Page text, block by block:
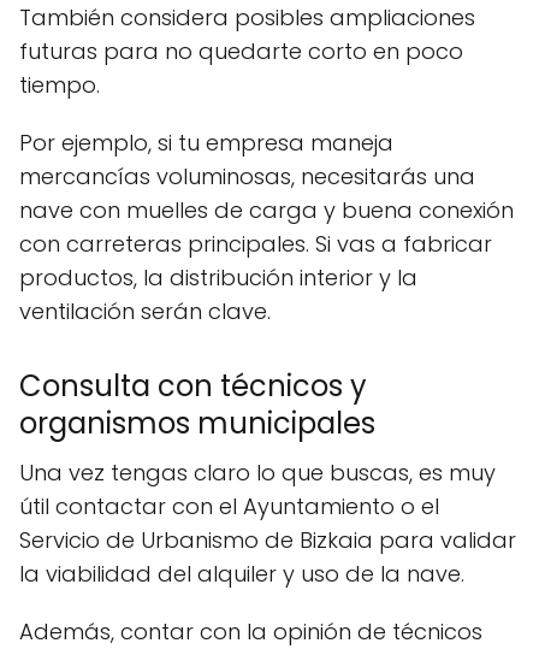
También considera posibles ampliaciones
futuras para no quedarte corto en poco
tiempo.
Por ejemplo, si tu empresa maneja
mercancías voluminosas, necesitarás una
nave con muelles de carga y buena conexión
con carreteras principales. Si vas a fabricar
productos, la distribución interior y la
ventilación serán clave.
Consulta con técnicos y
organismos municipales
Una vez tengas claro lo que buscas, es muy
útil contactar con el Ayuntamiento o el
Servicio de Urbanismo de Bizkaia para validar
la viabilidad del alquiler y uso de la nave.
Además, contar con la opinión de técnicos